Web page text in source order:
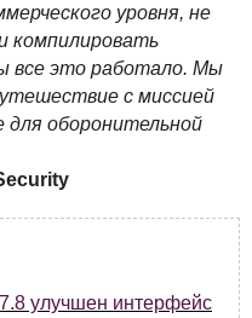
уровня, не
компилировать
все это работало. Мы
с миссией
оборонительной
улучшен интерфейс